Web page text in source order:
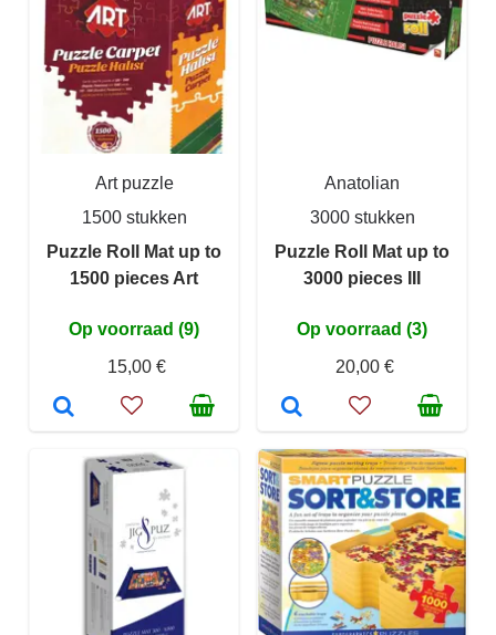
Art puzzle
1500 stukken
Puzzle Roll Mat up to
1500 pieces Art
Op voorraad (9)
15,00 €
Anatolian
3000 stukken
Puzzle Roll Mat up to
3000 pieces III
Op voorraad (3)
20,00 €